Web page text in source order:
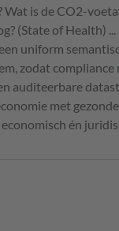
is de CO2-
(State of Health) ...
uniform
zodat compliance
auditeerbare
met gezonde
én